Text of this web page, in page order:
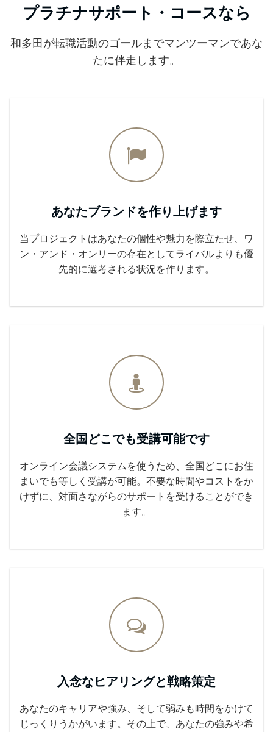
プラチナサポート・コースなら
和多田が転職活動のゴールまでマンツーマンであな
たに伴走します。
あなたブランドを作り上げます
当プロジェクトはあなたの個性や魅力を際立たせ、ワ
ン・アンド・オンリーの存在としてライバルよりも優
先的に選考される状況を作ります。
全国どこでも受講可能です
オンライン会議システムを使うため、全国どこにお住
まいでも等しく受講が可能。不要な時間やコストをか
けずに、対面さながらのサポートを受けることができ
ます。
入念なヒアリングと戦略策定
あなたのキャリアや強み、そして弱みも時間をかけて
じっくりうかがいます。その上で、あなたの強みや希